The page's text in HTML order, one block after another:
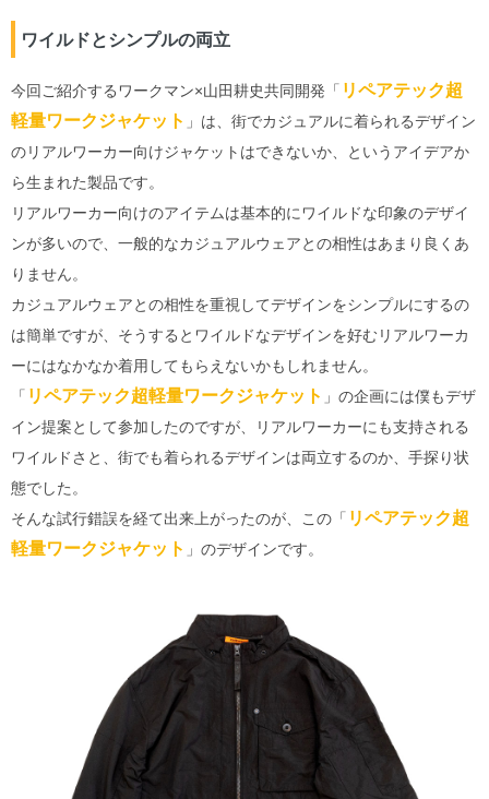
ワイルドとシンプルの両立
今回ご紹介するワークマン×山田耕史共同開発「 リペアテック超
軽量ワークジャケット 」は、街でカジュアルに着られるデザイン
のリアルワーカー向けジャケットはできないか、というアイデアか
ら生まれた製品です。
リアルワーカー向けのアイテムは基本的にワイルドな印象のデザイ
ンが多いので、一般的なカジュアルウェアとの相性はあまり良くあ
りません。
カジュアルウェアとの相性を重視してデザインをシンプルにするの
は簡単ですが、そうするとワイルドなデザインを好むリアルワーカ
ーにはなかなか着用してもらえないかもしれません。
「 リペアテック超軽量ワークジャケット 」の企画には僕もデザ
イン提案として参加したのですが、リアルワーカーにも支持される
ワイルドさと、街でも着られるデザインは両立するのか、手探り状
態でした。
そんな試行錯誤を経て出来上がったのが、この「 リペアテック超
軽量ワークジャケット 」のデザインです。